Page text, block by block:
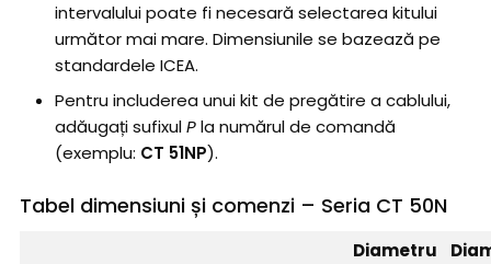
intervalului poate fi necesară selectarea kitului
următor mai mare. Dimensiunile se bazează pe
standardele ICEA.
Pentru includerea unui kit de pregătire a cablului,
adăugați sufixulPla numărul de comandă
(exemplu: CT 51NP).
Tabel dimensiuni și comenzi – Seria CT 50N
Diametru